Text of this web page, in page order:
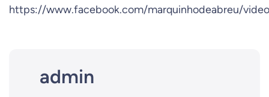
https://www.facebook.com/marquinhodeabreu/
admin